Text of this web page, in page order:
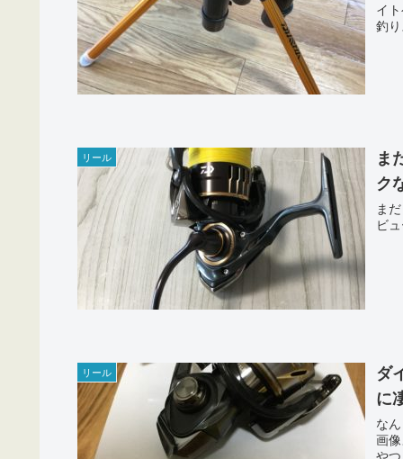
イ
釣
リール
ま
ク
ま
ビ
リール
ダ
に
な
画
や